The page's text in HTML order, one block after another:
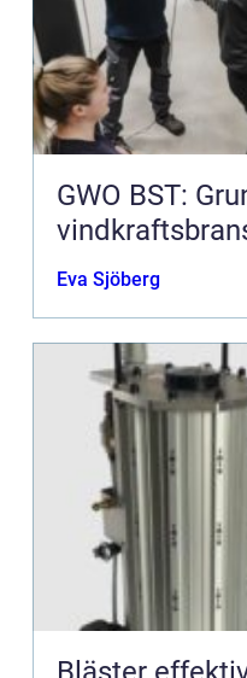
GWO BST:
Eva Sjöberg